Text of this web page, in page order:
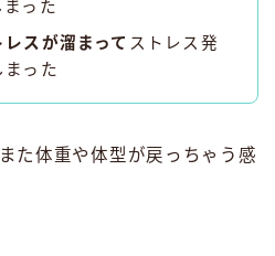
った
スが溜まって ストレス発
った
た体重や体型が戻っちゃう感